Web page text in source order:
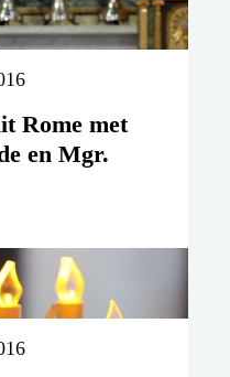
Rome met
en Mgr.